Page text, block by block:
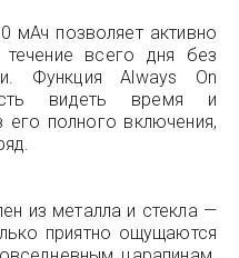
мАч позволяет активно
всего дня без
Функция Always On
видеть время и
полного включения,
из металла и стекла —
приятно ощущаются